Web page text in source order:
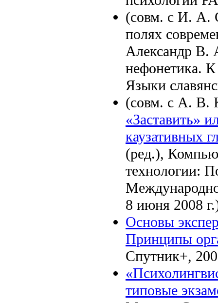
(совм. с И. А.
полях
Александр В.
нефонетика.
Языки
(совм. с А. В.
«Заставить»
каузативных
(ред.),
технологии:
8 июня 2008
Основы
Принципы
Спутник+,
«
типовые